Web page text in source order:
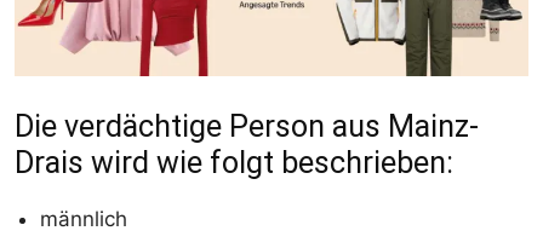
Die verdächtige Person aus Mainz-
Drais wird wie folgt beschrieben:
männlich